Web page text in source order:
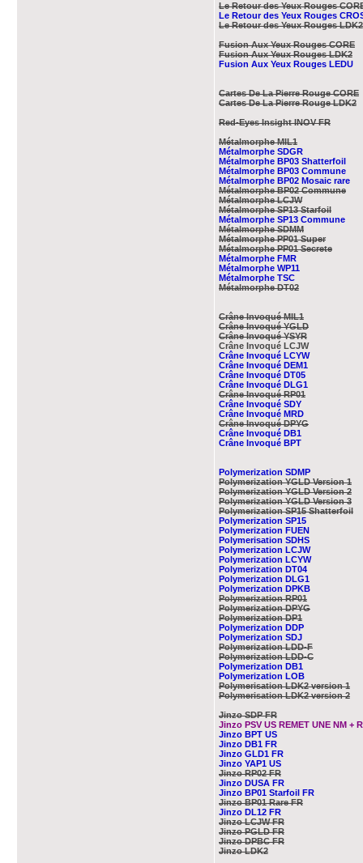
Le Retour des Yeux Rouges
Le Retour des Yeux Rouges
Le Retour des Yeux Rouges LDK2
Fusion Aux Yeux Rouges CORE
Fusion Aux Yeux Rouges LDK2
Fusion Aux Yeux Rouges LEDU
Cartes De La Pierre Rouge CORE
Cartes De La Pierre Rouge LDK2
Red-Eyes Insight INOV FR
Métalmorphe MIL1
Métalmorphe SDGR
Métalmorphe BP03 Shatterfoil
Métalmorphe BP03 Commune
Métalmorphe BP02 Mosaic rare
Métalmorphe BP02 Commune
Métalmorphe LCJW
Métalmorphe SP13 Starfoil
Métalmorphe SP13 Commune
Métalmorphe SDMM
Métalmorphe PP01 Super
Métalmorphe PP01 Secrete
Métalmorphe FMR
Métalmorphe WP11
Métalmorphe TSC
Métalmorphe DT02
Crâne Invoqué MIL1
Crâne Invoqué YGLD
Crâne Invoqué YSYR
Crâne Invoqué LCJW
Crâne Invoqué LCYW
Crâne Invoqué DEM1
Crâne Invoqué DT05
Crâne Invoqué DLG1
Crâne Invoqué RP01
Crâne Invoqué SDY
Crâne Invoqué MRD
Crâne Invoqué DPYG
Crâne Invoqué DB1
Crâne Invoqué BPT
Polymerization SDMP
Polymerization YGLD Version 1
Polymerization YGLD Version 2
Polymerization YGLD Version 3
Polymerization SP15 Shatterfoil
Polymerization SP15
Polymerization FUEN
Polymerisation SDHS
Polymerization LCJW
Polymerization LCYW
Polymerization DT04
Polymerization DLG1
Polymerization DPKB
Polymerization RP01
Polymerization DPYG
Polymerization DP1
Polymerization DDP
Polymerization SDJ
Polymerization LDD-F
Polymerization LDD-C
Polymerization DB1
Polymerization LOB
Polymerisation LDK2 version 1
Polymerisation LDK2 version 2
Jinzo SDP FR
Jinzo PSV US REMET UNE NM +
Jinzo BPT US
Jinzo DB1 FR
Jinzo GLD1 FR
Jinzo YAP1 US
Jinzo RP02 FR
Jinzo DUSA FR
Jinzo BP01 Starfoil FR
Jinzo BP01 Rare FR
Jinzo DL12 FR
Jinzo LCJW FR
Jinzo PGLD FR
Jinzo DPBC FR
Jinzo LDK2